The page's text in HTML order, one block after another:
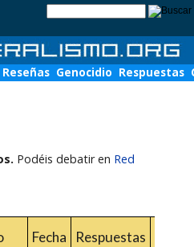
Reseñas Genocidio Respuestas
Podéis debatir en Red
Fecha Respuestas